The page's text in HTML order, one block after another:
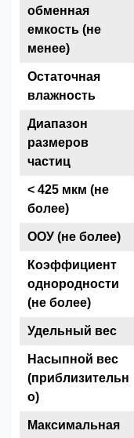
обменная
емкость (не
менее)
Остаточная
влажность
Диапазон
размеров
частиц
< 425 мкм (не
более)
ООУ (не более)
Коэффициент
однородности
(не более)
Удельный вес
Насыпной вес
(приблизительн
о)
Максимальная